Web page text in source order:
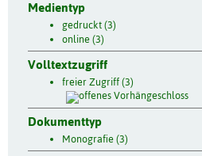
Medientyp
gedruckt (3)
online (3)
Volltextzugriff
freier Zugriff (3)
Dokumenttyp
Monografie (3)